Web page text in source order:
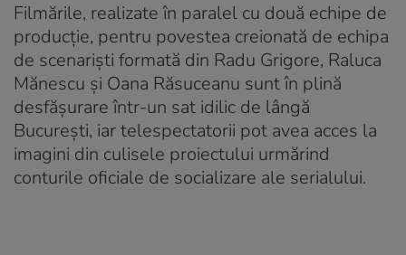
Filmările, realizate în paralel cu două echipe de
producţie, pentru povestea creionată de echipa
de scenarişti formată din Radu Grigore, Raluca
Mănescu şi Oana Răsuceanu sunt în plină
desfăşurare într-un sat idilic de lângă
Bucureşti, iar telespectatorii pot avea acces la
imagini din culisele proiectului urmărind
conturile oficiale de socializare ale serialului.